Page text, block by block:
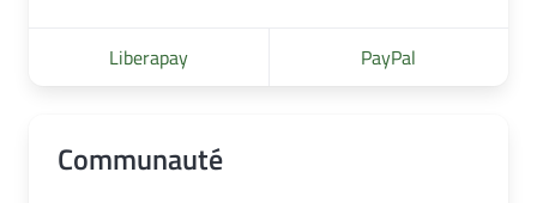
Liberapay PayPal
Communauté